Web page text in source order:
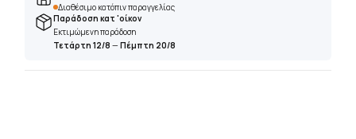
Διαθέσιμο κατόπιν παραγγελίας
Παράδοση κατ 'οίκον
Εκτιμώμενη παράδοση
Τετάρτη 12/8 —Πέμπτη 20/8